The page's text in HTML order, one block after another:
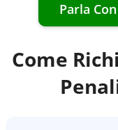
Parla
Come